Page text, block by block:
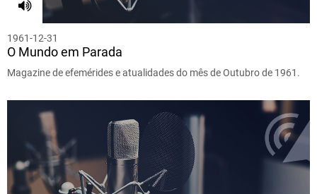
1961-12-31
O Mundo em Parada
Magazine de efemérides e atualidades do mês de Outubro de 1961.